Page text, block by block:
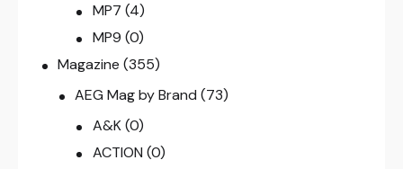
MP7 (4)
MP9 (0)
Magazine (355)
AEG Mag by Brand (73)
A&K (0)
ACTION (0)